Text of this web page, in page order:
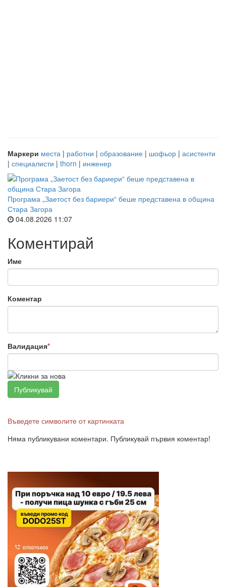
Маркери места | работни | образование | шофьор | асистенти
| специалисти | thorn | инженер
Програма „Заетост без бариери“ беше представена в община
Стара Загора
04.08.2026 11:07
Коментирай
Име
Коментар
Валидация*
Въведете символите от картинката
Няма публикувани коментари. Публикувай първия коментар!